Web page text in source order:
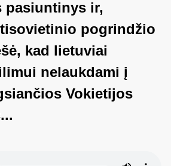
pasiuntinys ir,
pogrindžio
kad lietuviai
nelaukdami į
Vokietijos